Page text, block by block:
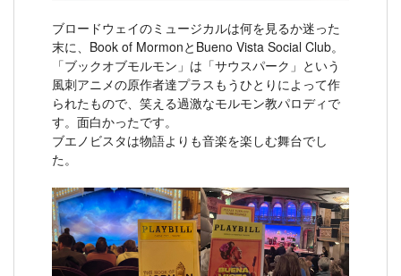
ブロードウェイのミュージカルは何を見るか迷った
末に、Book of MormonとBueno Vista Social Club。
「ブックオブモルモン」は「サウスパーク」という
風刺アニメの原作者達プラスもうひとりによって作
られたもので、笑える過激なモルモン教パロディで
す。面白かったです。
ブエノビスタは物語よりも音楽を楽しむ舞台でし
た。